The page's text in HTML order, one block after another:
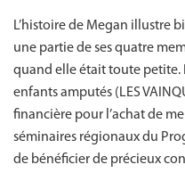
L’histoire de Megan illustre
une partie de ses quatre
quand elle était toute petite.
enfants amputés (LES
financière pour l’achat de
séminaires régionaux du
de bénéficier de précieux